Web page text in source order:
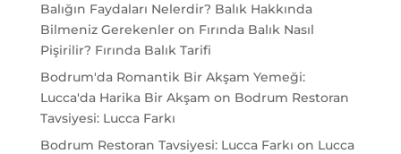
Balığın Faydaları Nelerdir? Balık Hakkında
Bilmeniz Gerekenleron Fırında Balık Nasıl
Pişirilir? Fırında Balık Tarifi
Bodrum'da Romantik Bir Akşam Yemeği:
Lucca'da Harika Bir Akşam on Bodrum Restoran
Tavsiyesi: Lucca Farkı
Bodrum Restoran Tavsiyesi: Lucca Farkı on Lucca